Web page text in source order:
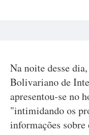
Na noite desse
Bolivariano de
apresentou-se no
"intimidando os
informações